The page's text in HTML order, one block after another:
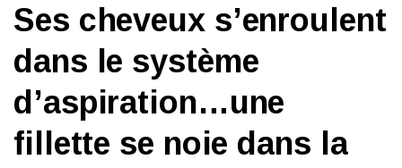
Ses cheveux s’enroulent
dans le système
d’aspiration…une
fillette se noie dans la